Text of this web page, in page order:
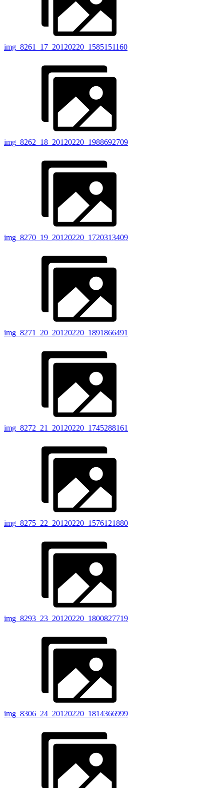
img_8261_17_20120220_1585151160
img_8262_18_20120220_1988692709
img_8270_19_20120220_1720313409
img_8271_20_20120220_1891866491
img_8272_21_20120220_1745288161
img_8275_22_20120220_1576121880
img_8293_23_20120220_1800827719
img_8306_24_20120220_1814366999